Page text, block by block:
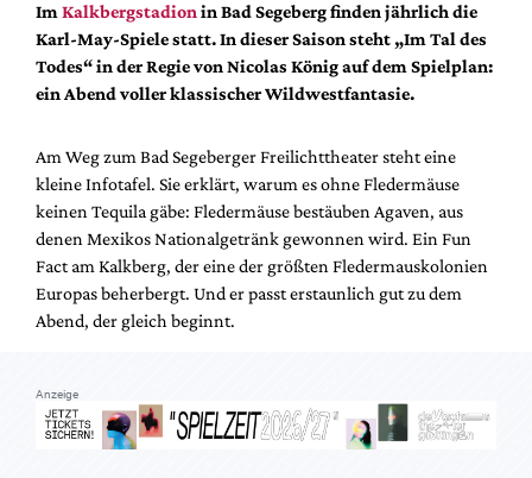
Alle Hefte
Leseproben
Podcast
Service
Shop / Abo
Newsletter
Redaktion
Autor:innen
Partner
Suche
Im Kalkbergstadion in Bad Segeberg finden jährlich die
Karl-May-Spiele statt. In dieser Saison steht „Im Tal des
Todes“ in der Regie von Nicolas König auf dem Spielplan:
ein Abend voller klassischer Wildwestfantasie.
Am Weg zum Bad Segeberger Freilichttheater steht eine
kleine Infotafel. Sie erklärt, warum es ohne Fledermäuse
keinen Tequila gäbe: Fledermäuse bestäuben Agaven, aus
denen Mexikos Nationalgetränk gewonnen wird. Ein Fun
Fact am Kalkberg, der eine der größten Fledermauskolonien
Europas beherbergt. Und er passt erstaunlich gut zu dem
Abend, der gleich beginnt.
Anzeige